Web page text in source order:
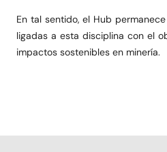
En tal sentido, el Hub
ligadas a esta disciplina con el
impactos sostenibles en minería.